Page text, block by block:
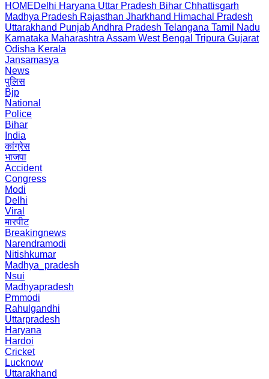
HOMEDelhi Haryana Uttar Pradesh Bihar Chhattisgarh
Madhya Pradesh Rajasthan Jharkhand Himachal Pradesh
Uttarakhand PunjabAndhra Pradesh Telangana Tamil Nadu
Karnataka Maharashtra Assam West Bengal Tripura Gujarat
Odisha Kerala
Jansamasya
News
पुलिस
Bjp
National
Police
Bihar
India
कांग्रेस
भाजपा
Accident
Congress
Modi
Delhi
Viral
मारपीट
Breakingnews
Narendramodi
Nitishkumar
Madhya_pradesh
Nsui
Madhyapradesh
Pmmodi
Rahulgandhi
Uttarpradesh
Haryana
Hardoi
Cricket
Lucknow
Uttarakhand